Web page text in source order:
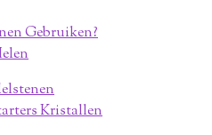
Gebruiken?
Kristallen